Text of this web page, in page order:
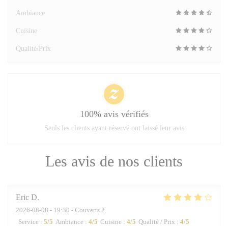
Les avis de nos clients
Eric D
2026-08-08 - 19:30 - Couverts 2
Service : 5/5 Ambiance : 4/5 Cuisine : 4/5 Qualité / Prix : 4/5
Ambiance
Cuisine
Qualité/Prix
100% avis vérifiés
Seuls les clients ayant réservé ont laissé leur avis